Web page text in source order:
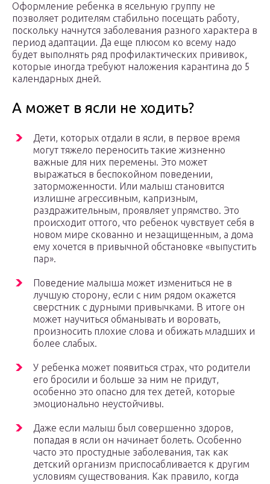
Оформление ребенка в ясельную группу не
позволяет родителям стабильно посещать работу,
поскольку начнутся заболевания разного характера в
период адаптации. Да еще плюсом ко всему надо
будет выполнять ряд профилактических прививок,
которые иногда требуют наложения карантина до 5
календарных дней.
А может в ясли не ходить?
Дети, которых отдали в ясли, в первое время
могут тяжело переносить такие жизненно
важные для них перемены. Это может
выражаться в беспокойном поведении,
заторможенности. Или малыш становится
излишне агрессивным, капризным,
раздражительным, проявляет упрямство. Это
происходит оттого, что ребенок чувствует себя в
новом мире скованно и незащищенным, а дома
ему хочется в привычной обстановке «выпустить
пар».
Поведение малыша может измениться не в
лучшую сторону, если с ним рядом окажется
сверстник с дурными привычками. В итоге он
может научиться обманывать и воровать,
произносить плохие слова и обижать младших и
более слабых.
У ребенка может появиться страх, что родители
его бросили и больше за ним не придут,
особенно это опасно для тех детей, которые
эмоционально неустойчивы.
Даже если малыш был совершенно здоров,
попадая в ясли он начинает болеть. Особенно
часто это простудные заболевания, так как
детский организм приспосабливается к другим
условиям существования. Как правило, когда